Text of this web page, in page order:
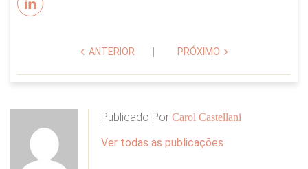
ANTERIOR PRÓXIMO
Publicado Por Carol Castellani
Ver todas as publicações